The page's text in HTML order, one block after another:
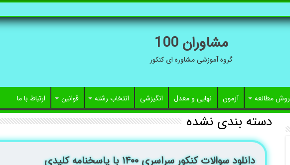
مشاوران 100
گروه آموزشی مشاوره ای کنکور
روش مطالعه آزمون نهایی و معدل انگیزشی انتخاب رشته قوانین ارتباط با ما
دسته بندی نشده
دانلود سوالات کنکور سراسری ۱۴۰۰ با پاسخنامه کلیدی